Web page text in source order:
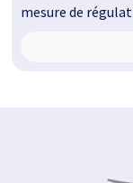
mesure de